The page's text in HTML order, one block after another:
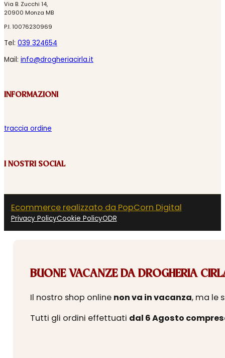
Via B. Zucchi 14,
20900 Monza MB
P.I. 10076230969
Tel: 039 324654
Mail: info@drogheriacirla.it
INFORMAZIONI
traccia ordine
I NOSTRI SOCIAL
Ecommerce realizzato da PopCorn Digital
Privacy PolicyCookie PolicyODR
BUONE VACANZE DA DROGHERIA
Il nostro shop online non va in vacanza, ma le
Tutti gli ordini effettuati dal 6 Agosto